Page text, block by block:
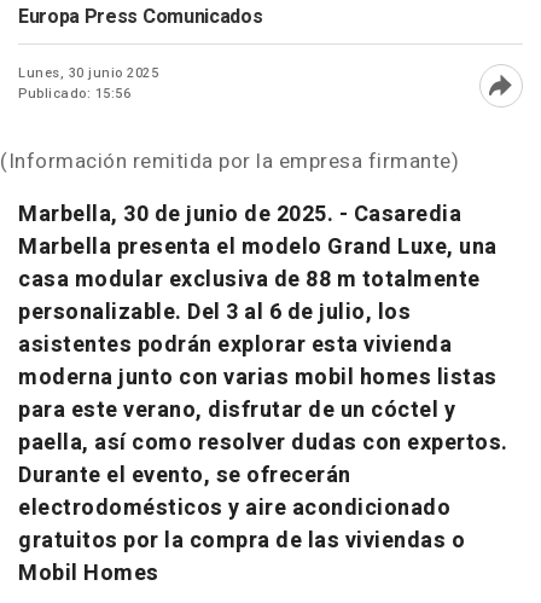
Europa Press Comunicados
Lunes, 30 junio 2025
Publicado: 15:56
(Información remitida por la empresa firmante)
Marbella, 30 de junio de 2025. - Casaredia
Marbella presenta el modelo Grand Luxe, una
casa modular exclusiva de 88 m totalmente
personalizable. Del 3 al 6 de julio, los
asistentes podrán explorar esta vivienda
moderna junto con varias mobil homes listas
para este verano, disfrutar de un cóctel y
paella, así como resolver dudas con expertos.
Durante el evento, se ofrecerán
electrodomésticos y aire acondicionado
gratuitos por la compra de las viviendas o
Mobil Homes